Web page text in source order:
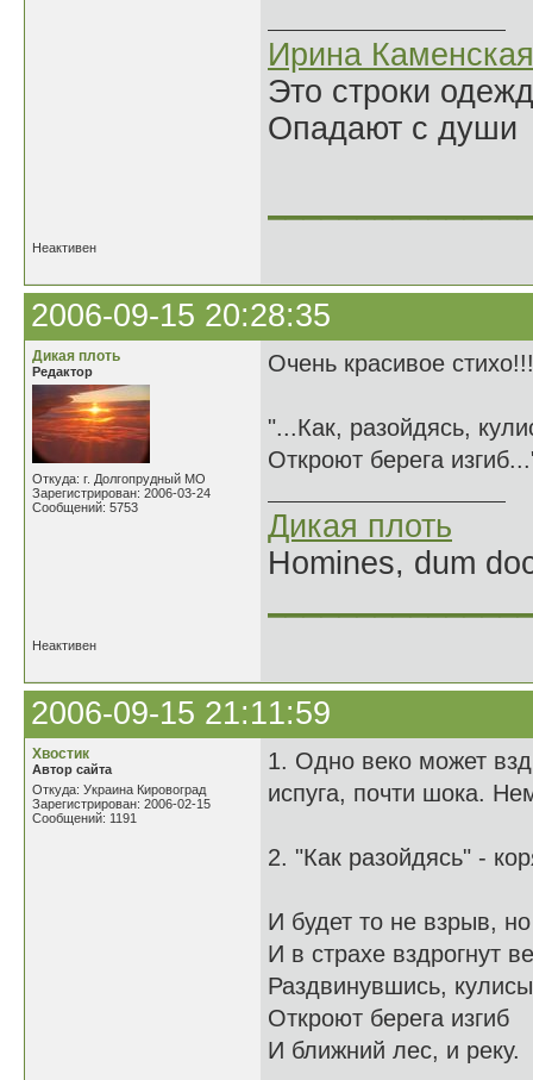
Ирина Каменская
Это строки
Опадают с души
Неактивен
2006-09-15 20:28:35
Дикая плоть
Редактор
Откуда: г. Долгопрудный МО
Зарегистрирован: 2006-03-24
Сообщений: 5753
Очень красивое стихо!!!
"...Как, разойдясь,
Откроют берега
Дикая плоть
Homines, dum
Неактивен
2006-09-15 21:11:59
Хвостик
Автор сайта
Откуда: Украина Кировоград
Зарегистрирован: 2006-02-15
Сообщений: 1191
1. Одно веко может
испуга, почти шока.
2. "Как разойдясь" -
И будет то не взрыв,
И в страхе вздрогнут
Раздвинувшись,
Откроют берега изгиб
И ближний лес, и реку.